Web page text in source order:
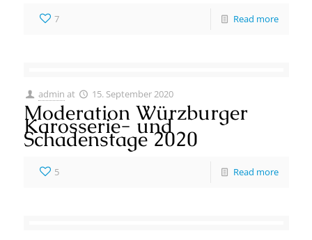
7 Read more
admin at 15. September 2020
Moderation Würzburger
Karosserie- und
Schadenstage 2020
5 Read more